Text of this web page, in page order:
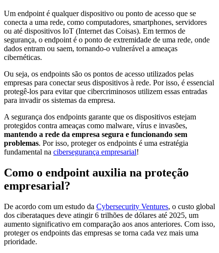
Um endpoint é qualquer dispositivo ou ponto de acesso que se
conecta a uma rede, como computadores, smartphones, servidores
ou até dispositivos IoT (Internet das Coisas). Em termos de
segurança, o endpoint é o ponto de extremidade de uma rede, onde
dados entram ou saem, tornando-o vulnerável a ameaças
cibernéticas.
Ou seja, os endpoints são os pontos de acesso utilizados pelas
empresas para conectar seus dispositivos à rede. Por isso, é essencial
protegê-los para evitar que cibercriminosos utilizem essas entradas
para invadir os sistemas da empresa.
A segurança dos endpoints garante que os dispositivos estejam
protegidos contra ameaças como malware, vírus e invasões,
mantendo a rede da empresa segura e funcionando sem
problemas. Por isso, proteger os endpoints é uma estratégia
fundamental na cibersegurança empresarial!
Como o endpoint auxilia na proteção
empresarial?
De acordo com um estudo da Cybersecurity Ventures, o custo global
dos ciberataques deve atingir 6 trilhões de dólares até 2025, um
aumento significativo em comparação aos anos anteriores. Com isso,
proteger os endpoints das empresas se torna cada vez mais uma
prioridade.